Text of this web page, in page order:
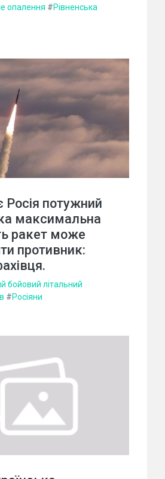
опалення #Рівненська
Росія потужний
максимальна
ракет може
противник:
бойовий літальний
#Росіяни